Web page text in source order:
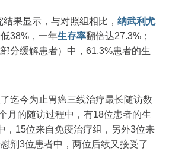
果显示，与对照组相比， 纳武利尤
38%，一年生存率翻倍达27.3%；
分缓解患者）中，61.3%患者的生
迄今为止胃癌三线治疗最长随访数
月的随访过程中，有18位患者的生
，15位来自免疫治疗组，另外3位来
剂3位患者中，两位后续又接受了